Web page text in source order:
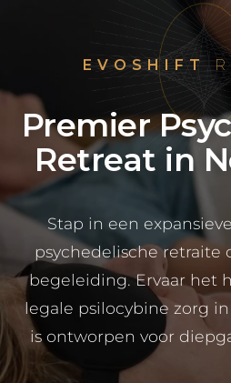
EVOSHIFT
Premier
Retreat in
Stap in een
psychedelische retraite
begeleiding. Ervaar het
legale psilocybine zorg
is ontworpen voor